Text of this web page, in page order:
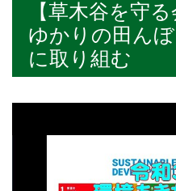
【草木谷を守
ゆかりの田ん
に取り組む